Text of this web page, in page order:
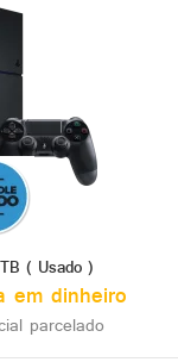
( Usado )
em dinheiro
parcelado